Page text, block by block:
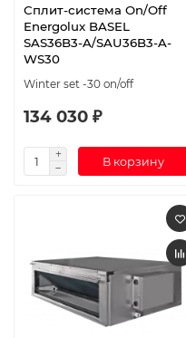
Сплит-система On/Off
Energolux BASEL
SAS36B3-A/SAU36B3-A-
WS30
Winter set -30 on/off
134 030 ₽
В корзину